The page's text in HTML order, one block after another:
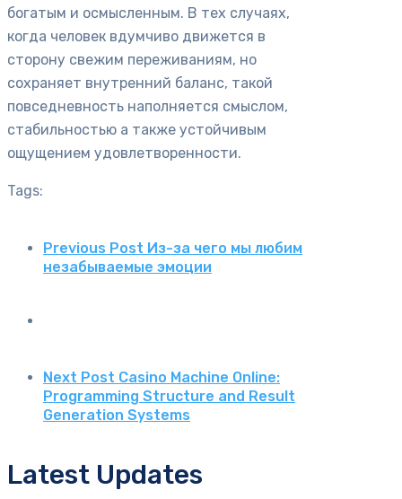
богатым и осмысленным. В тех случаях,
когда человек вдумчиво движется в
сторону свежим переживаниям, но
сохраняет внутренний баланс, такой
повседневность наполняется смыслом,
стабильностью а также устойчивым
ощущением удовлетворенности.
Tags:
Previous Post Из-за чего мы любим
незабываемые эмоции
Next Post Casino Machine Online:
Programming Structure and Result
Generation Systems
Latest Updates